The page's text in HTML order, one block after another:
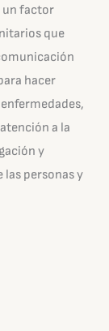
un factor
que
hacer
a la
y
las personas y